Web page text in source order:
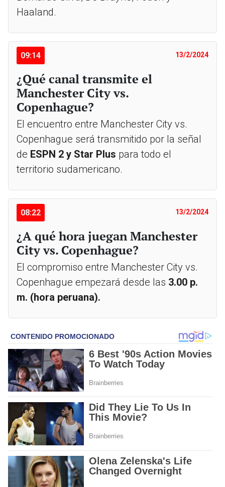
Haaland.
09:14 13/2/2024
¿Qué canal transmite el
Manchester City vs.
Copenhague?
El encuentro entre Manchester City vs.
Copenhague será transmitido por la señal
de ESPN 2 y Star Plus para todo el
territorio sudamericano.
08:22 13/2/2024
¿A qué hora juegan Manchester
City vs. Copenhague?
El compromiso entre Manchester City vs.
Copenhague empezará desde las 3.00 p.
m. (hora peruana).